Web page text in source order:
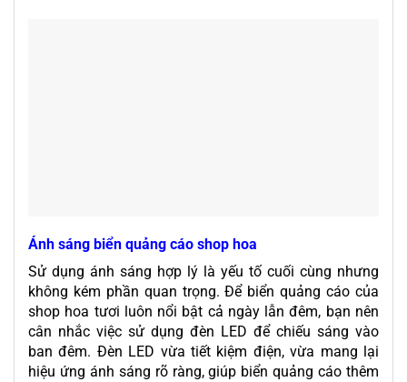
Ánh sáng biển quảng cáo shop hoa
Sử dụng ánh sáng hợp lý là yếu tố cuối cùng nhưng
không kém phần quan trọng. Để biển quảng cáo của
shop hoa tươi luôn nổi bật cả ngày lẫn đêm, bạn nên
cân nhắc việc sử dụng đèn LED để chiếu sáng vào
ban đêm. Đèn LED vừa tiết kiệm điện, vừa mang lại
hiệu ứng ánh sáng rõ ràng, giúp biển quảng cáo thêm